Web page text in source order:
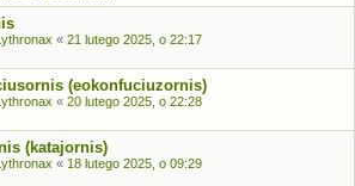
« 21 lutego 2025, o 22:17
(eokonfuciuzornis)
« 20 lutego 2025, o 22:28
(katajornis)
« 18 lutego 2025, o 09:29